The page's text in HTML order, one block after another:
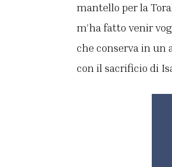
mantello per la
m’ha fatto venir
che conserva in un
con il sacrificio di